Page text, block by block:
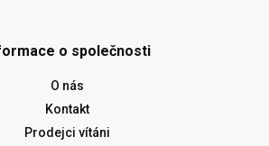
o společnosti
O nás
Kontakt
Prodejci vítáni